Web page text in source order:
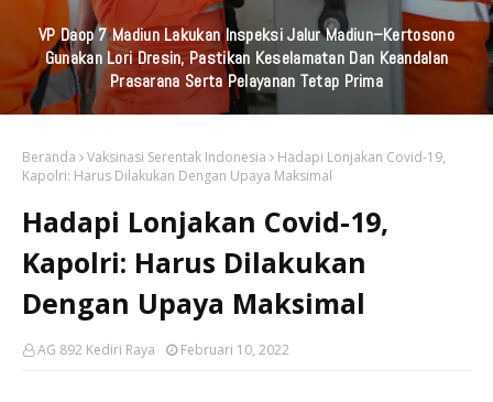
Komunitas UKM Ganesha Gelar Baksos Bersama, Bapenda Kab
Kediri, Universitas Strada Indonesia Dan STIKES Karya Husada.di
Rumah Lansia Pare
Beranda Vaksinasi Serentak Indonesia
Hadapi Lonjakan Covid-19,
Kapolri: Harus Dilakukan Dengan Upaya Maksimal
Hadapi Lonjakan Covid-19,
Kapolri: Harus Dilakukan
Dengan Upaya Maksimal
AG 892 Kediri Raya Februari 10, 2022